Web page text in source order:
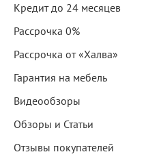
Кредит до 24 месяцев
Рассрочка 0%
Рассрочка от «Халва»
Гарантия на мебель
Видеообзоры
Обзоры и Статьи
Отзывы покупателей